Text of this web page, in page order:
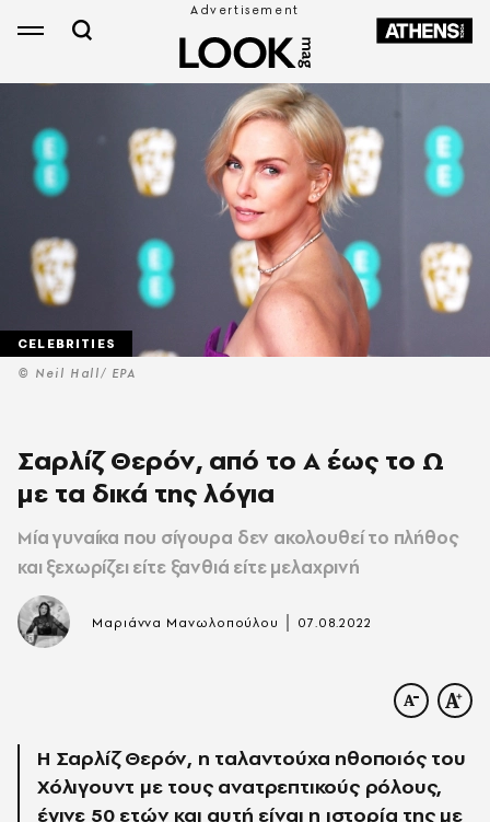
© Neil Hall/ EPA
CELEBRITIES
Σαρλίζ Θερόν, από το Α έως το Ω
με τα δικά της λόγια
Μία γυναίκα που σίγουρα δεν ακολουθεί το πλήθος
και ξεχωρίζει είτε ξανθιά είτε μελαχρινή
Μαριάννα Μανωλοπούλου 07.08.2022
H Σαρλίζ Θερόν, η ταλαντούχα ηθοποιός του
Χόλιγουντ με τους ανατρεπτικούς ρόλους,
έγινε 50 ετών και αυτή είναι η ιστορία της με